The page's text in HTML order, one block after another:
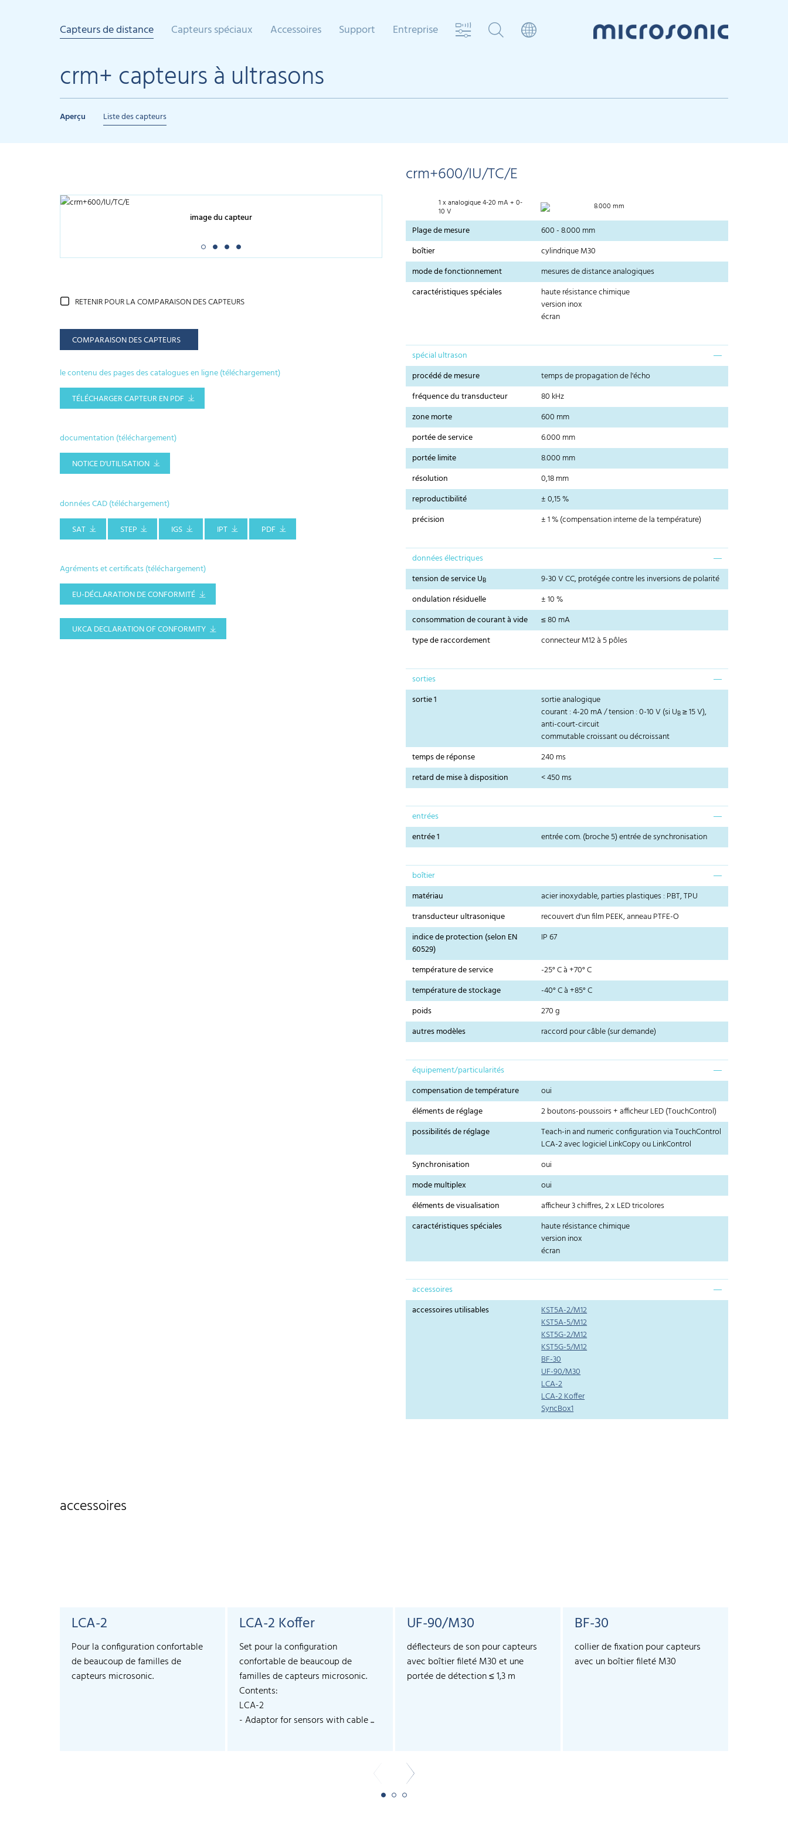
Capteurs de distance Capteurs spéciaux Accessoires Support Entreprise
crm+ capteurs à ultrasons
Aperçu Liste des capteurs
crm+600/IU/TC/E
image du capteur
RETENIR POUR LA COMPARAISON DES CAPTEURS
COMPARAISON DES CAPTEURS
le contenu des pages des catalogues en ligne (téléchargement)
TÉLÉCHARGER CAPTEUR EN PDF
documentation (téléchargement)
NOTICE D'UTILISATION
données CAD (téléchargement)
SAT
STEP IGS IPT PDF
Agréments et certificats (téléchargement)
EU-DÉCLARATION DE CONFORMITÉ
UKCA DECLARATION OF CONFORMITY
1 x analogique 4-20 mA + 0-
10 V 8.000 mm
Plage de mesure
600 - 8.000 mm
boîtier
cylindrique M30
mode de fonctionnement
mesures de distance analogiques
caractéristiques spéciales
haute résistance chimique
version inox
écran
spécial ultrason
procédé de mesure
temps de propagation de l'écho
fréquence du transducteur
80 kHz
zone morte
600 mm
portée de service
6.000 mm
portée limite
8.000 mm
résolution
0,18 mm
reproductibilité
± 0,15 %
précision
± 1 % (compensation interne de la température)
données électriques
tension de service UB
9-30 V CC, protégée contre les inversions de polarité
ondulation résiduelle
± 10 %
consommation de courant à vide
≤ 80 mA
type de raccordement
connecteur M12 à 5 pôles
sorties
sortie 1
sortie analogique
courant : 4-20 mA / tension : 0-10 V (si UB≥ 15 V),
anti-court-circuit
commutable croissant ou décroissant
temps de réponse
240 ms
retard de mise à disposition
< 450 ms
entrées
entrée 1
entrée com. (broche 5) entrée de synchronisation
boîtier
matériau
acier inoxydable, parties plastiques : PBT, TPU
transducteur ultrasonique
recouvert d'un film PEEK, anneau PTFE-O
indice de protection (selon EN
60529)
IP 67
température de service
-25° C à +70° C
température de stockage
-40° C à +85° C
poids
270 g
autres modèles
raccord pour câble (sur demande)
équipement/particularités
compensation de température
oui
éléments de réglage
2 boutons-poussoirs + afficheur LED (TouchControl)
possibilités de réglage
Teach-in and numeric configuration via TouchControl
LCA-2 avec logiciel LinkCopy ou LinkControl
Synchronisation
oui
mode multiplex
oui
éléments de visualisation
afficheur 3 chiffres, 2 x LED tricolores
caractéristiques spéciales
haute résistance chimique
version inox
écran
accessoires
accessoires utilisables
KST5A-2/M12
KST5A-5/M12
KST5G-2/M12
KST5G-5/M12
BF-30
UF-90/M30
LCA-2
LCA-2 Koffer
SyncBox1
accessoires
LCA-2
Pour la configuration confortable
de beaucoup de familles de
capteurs microsonic.
LCA-2 Koffer
Set pour la configuration
confortable de beaucoup de
familles de capteurs microsonic.
Contents:
LCA-2
- Adaptor for sensors with cable ...
UF-90/M30
déflecteurs de son pour capteurs
avec boîtier fileté M30 et une
portée de détection ≤ 1,3 m
BF-30
collier de fixation pour capteurs
avec un boîtier fileté M30